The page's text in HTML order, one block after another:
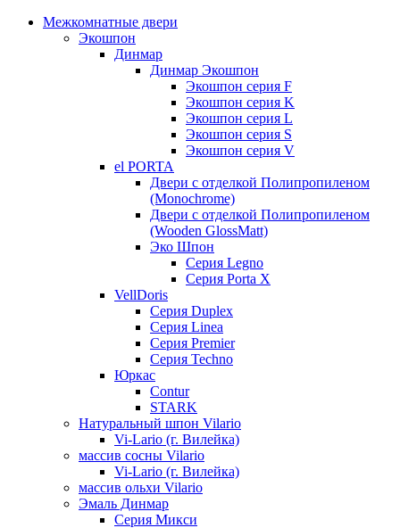
Межкомнатные двери
Экошпон
Динмар
Динмар Экошпон
Экошпон серия F
Экошпон серия K
Экошпон серия L
Экошпон серия S
Экошпон серия V
el PORTA
Двери с отделкой Полипропиленом
(Monochrome)
Двери с отделкой Полипропиленом
(Wooden GlossMatt)
Эко Шпон
Серия Legno
Серия Porta X
VellDoris
Серия Duplex
Серия Linea
Серия Premier
Серия Techno
Юркас
Contur
STARK
Натуральный шпон Vilario
Vi-Lario (г. Вилейка)
массив сосны Vilario
Vi-Lario (г. Вилейка)
массив ольхи Vilario
Эмаль Динмар
Серия Микси